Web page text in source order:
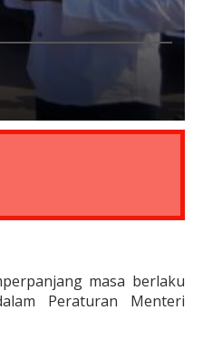
masa berlaku
Peraturan Menteri